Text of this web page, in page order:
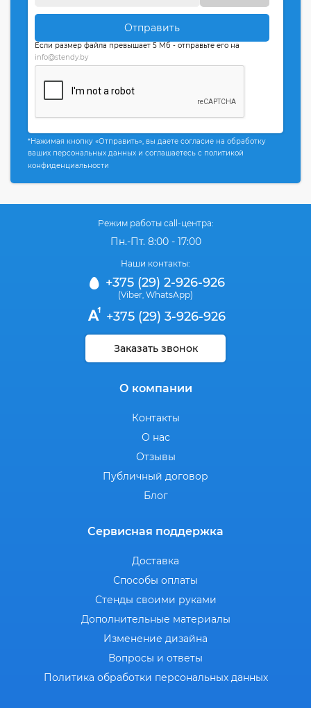
Отправить
Если размер файла превышает 5 Мб - отправьте его на
info@stendy.by
*Нажимая кнопку «Отправить», вы даете согласие на обработку
ваших персональных данных и соглашаетесь с политикой
конфиденциальности
Режим работы call-центра:
Пн.-Пт. 8:00 - 17:00
Наши контакты:
+375 (29) 2-926-926
(Viber WhatsApp)
+375 (29) 3-926-926
Заказать звонок
О компании
Контакты
О нас
Отзывы
Публичный договор
Блог
Сервисная поддержка
Доставка
Способы оплаты
Стенды своими руками
Дополнительные материалы
Изменение дизайна
Вопросы и ответы
Политика обработки персональных данных